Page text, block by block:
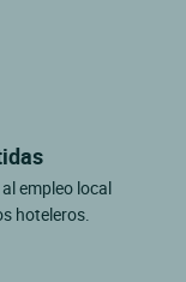
empleo local
hoteleros.